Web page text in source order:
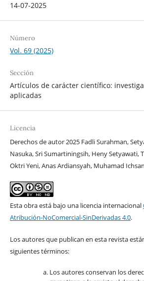
14-07-2025
Número
Vol. 69 (2025)
Sección
Artículos de carácter científico:
aplicadas
Licencia
Derechos de autor 2025 Fadli Surahman,
Nasuka, Sri Sumartiningsih, Heny Setyawati,
Oktri Yeni, Anas Ardiansyah, Muhamad
Esta obra está bajo una licencia internacional
Atribución-NoComercial-SinDerivadas 4.0.
Los autores que publican en esta revista
siguientes términos:
Los autores conservan los